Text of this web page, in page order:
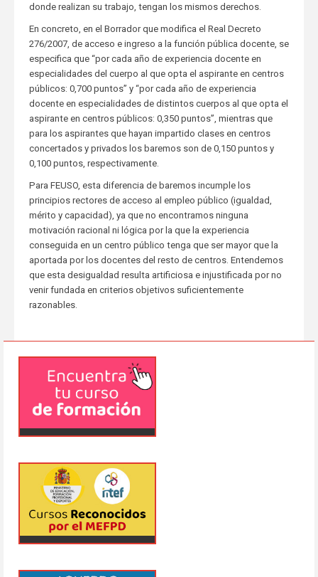
donde realizan su trabajo, tengan los mismos derechos.
En concreto, en el Borrador que modifica el Real Decreto
276/2007, de acceso e ingreso a la función pública docente, se
especifica que “por cada año de experiencia docente en
especialidades del cuerpo al que opta el aspirante en centros
públicos: 0,700 puntos” y “por cada año de experiencia
docente en especialidades de distintos cuerpos al que opta el
aspirante en centros públicos: 0,350 puntos”, mientras que
para los aspirantes que hayan impartido clases en centros
concertados y privados los baremos son de 0,150 puntos y
0,100 puntos, respectivamente.
Para FEUSO, esta diferencia de baremos incumple los
principios rectores de acceso al empleo público (igualdad,
mérito y capacidad), ya que no encontramos ninguna
motivación racional ni lógica por la que la experiencia
conseguida en un centro público tenga que ser mayor que la
aportada por los docentes del resto de centros. Entendemos
que esta desigualdad resulta artificiosa e injustificada por no
venir fundada en criterios objetivos suficientemente
razonables.